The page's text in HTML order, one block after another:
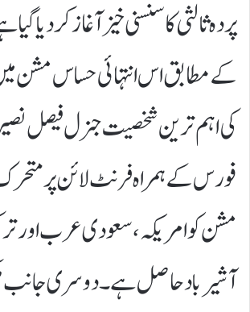
پردہ ثالثی کا سنسنی خیز آغاز کر دیا
کے مطابق اس انتہائی حساس مشن
کی اہم ترین شخصیت جنرل فیصل
فورس کے ہمراہ فرنٹ لائن پر
مشن کو امریکہ، سعودی عرب اور
آشیرباد حاصل ہے۔ دوسری جانب